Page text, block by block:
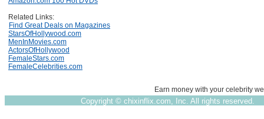
Related Links:
Find Great Deals on Magazines
StarsOfHollywood.com
MenInMovies.com
ActorsOfHollywood
FemaleStars.com
FemaleCelebrities.com
Earn money with your celebrity
Copyright © chixinflix.com, Inc. All rights reserved.